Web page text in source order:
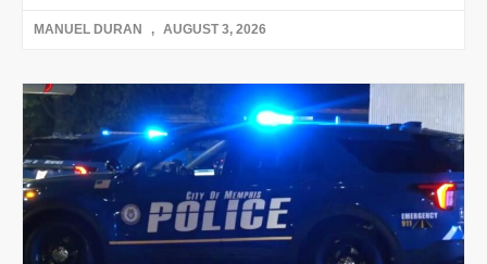
MANUEL DURAN AUGUST 3, 2026